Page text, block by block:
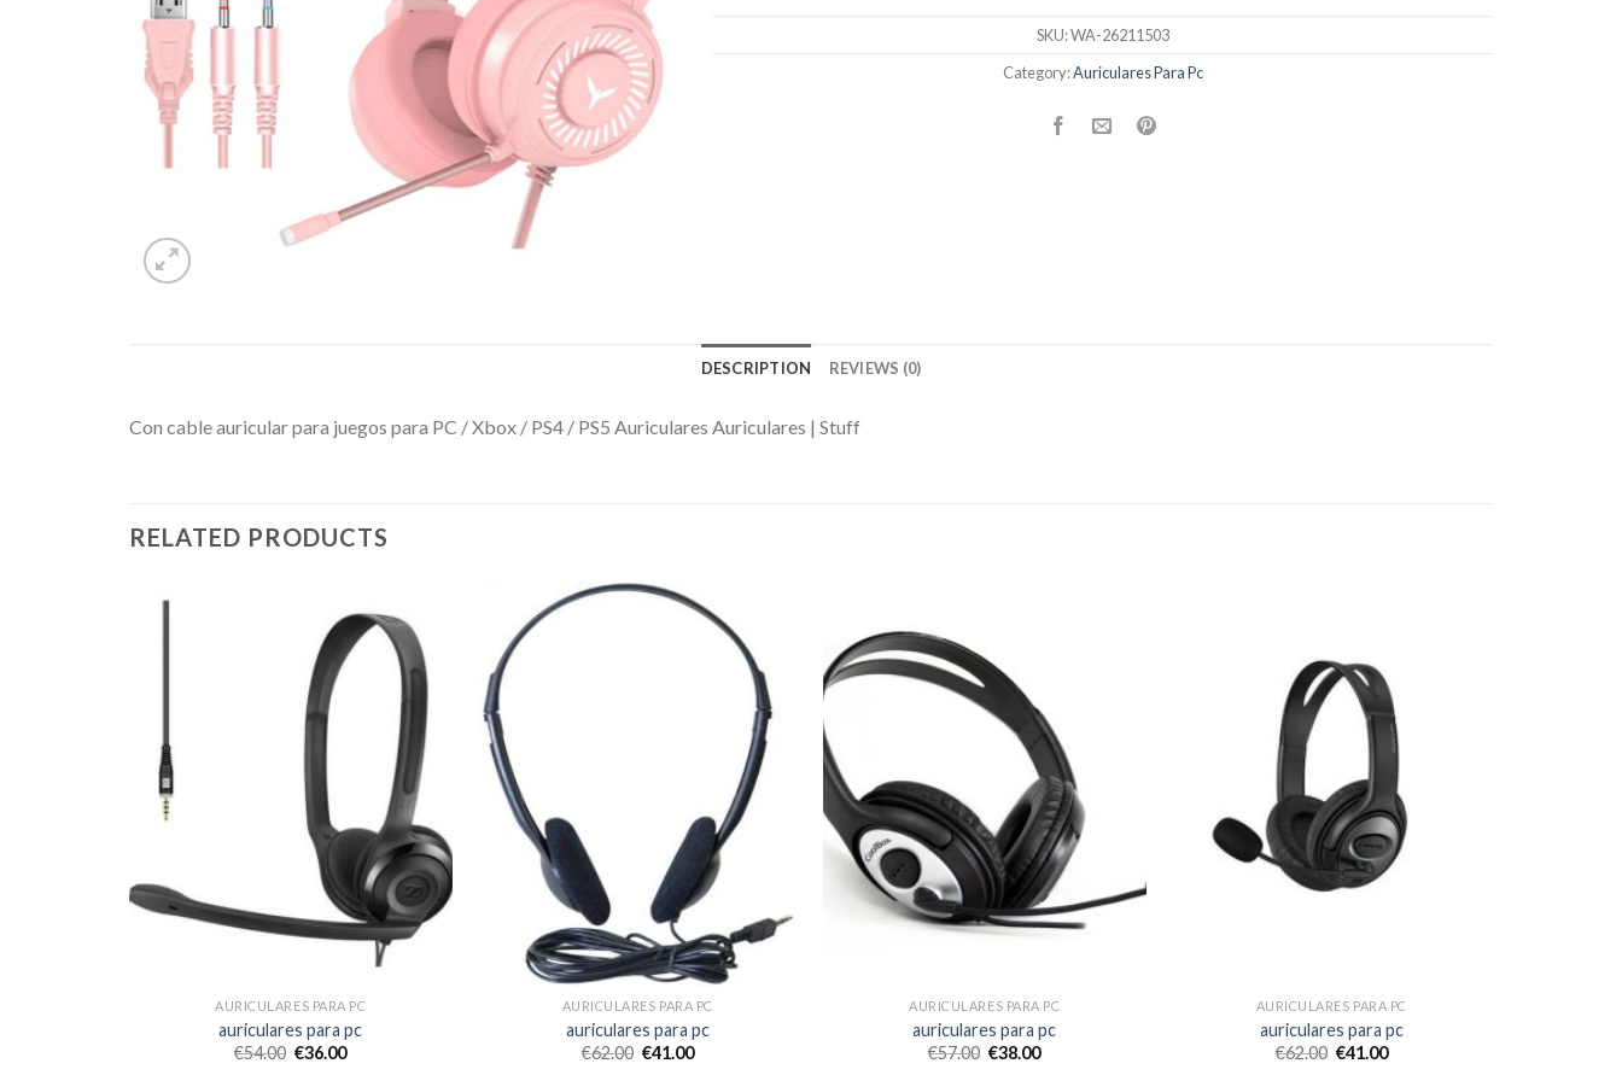
SKU:WA-26211503
Category:Auriculares Para Pc
DESCRIPTION REVIEWS (0)
Con cable auricular para juegos para PC / Xbox / PS4 / PS5 Auriculares Auriculares | Stuff
RELATED PRODUCTS
AURICULARES PARA PC
auriculares para pc
€54.00 €36.00
AURICULARES PARA PC
auriculares para pc
€62.00 €41.00
AURICULARES PARA PC
auriculares para pc
€57.00 €38.00
AURICULARES PARA PC
auriculares para pc
€62.00 €41.00